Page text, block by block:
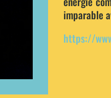
imparable
https://